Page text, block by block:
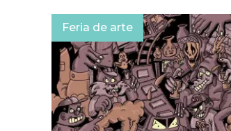
Feria de arte